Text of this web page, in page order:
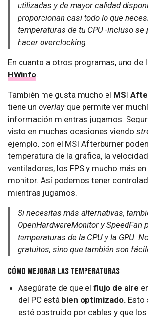
utilizadas y de mayor calidad
proporcionan casi todo lo que
temperaturas de tu CPU -incluso se
hacer overclocking.
En cuanto a otros programas, uno de
HWinfo.
También me gusta mucho el MSI
tiene un overlay que permite ver
información mientras jugamos.
visto en muchas ocasiones viendo
ejemplo, con el MSI Afterburner
temperatura de la gráfica, la
ventiladores, los FPS y mucho más
monitor. Así podemos tener
mientras jugamos.
Si necesitas más alternativas,
OpenHardwareMonitor y SpeedFan
temperaturas de la CPU y la GPU.
gratuitos, sino que también son
Cómo mejorar las temperaturas
Asegúrate de que elflujo de aire
del PC está bien optimizado. Esto
esté obstruido por cables y que